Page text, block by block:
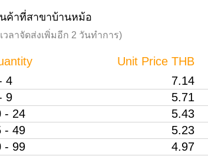
ค้าที่สาขาบ้านหม้อ
วลาจัดส่งเพิ่มอีก 2 วันทำการ)
Unit Price THB
4
7.14
9
5.71
- 24
5.43
- 49
5.23
- 99
4.97